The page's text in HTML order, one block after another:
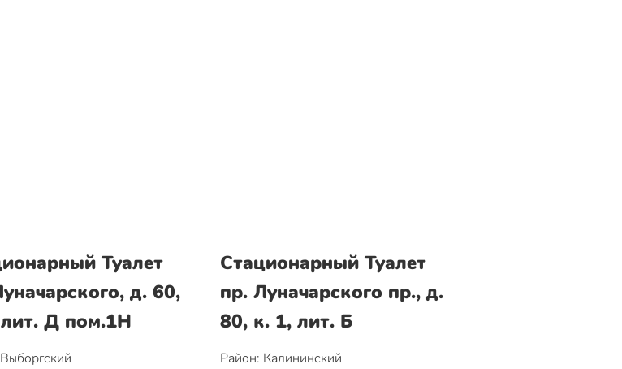
Туалет
д. 60,
Д пом.1Н
Стационарный Туалет
пр. Луначарского пр., д.
80, к. 1, лит. Б
Район: Калининский